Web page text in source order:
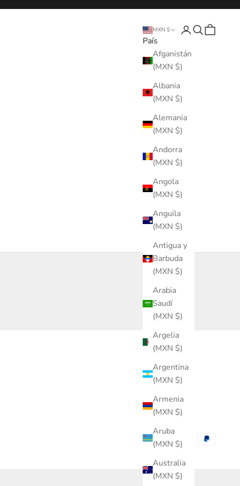
MXN $
País
Afganistán
(MXN $)
Albania
(MXN $)
Alemania
(MXN $)
Andorra
(MXN $)
Angola
(MXN $)
Anguila
(MXN $)
Antigua y
Barbuda
(MXN $)
Arabia
Saudí
(MXN $)
Argelia
(MXN $)
Argentina
(MXN $)
Armenia
(MXN $)
Aruba
(MXN $)
Australia
(MXN $)
Abrir página de
AbrirAbrir